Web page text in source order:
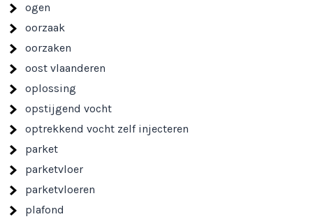
ogen
oorzaak
oorzaken
oost vlaanderen
oplossing
opstijgend vocht
optrekkend vocht zelf injecteren
parket
parketvloer
parketvloeren
plafond